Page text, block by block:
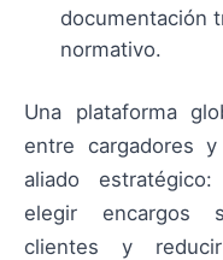
documentación
normativo.
Una plataforma
entre cargadores
aliado
elegir encargos
clientes y